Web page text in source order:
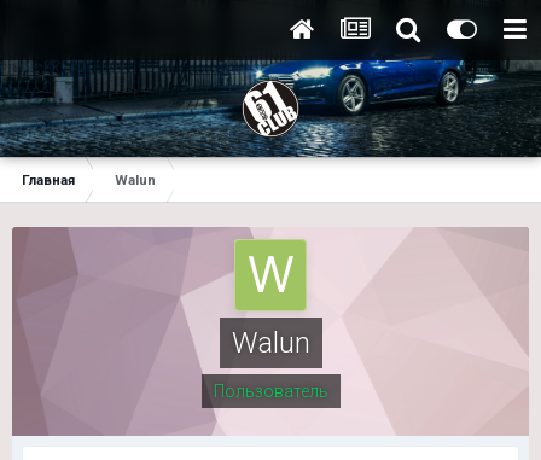
Главная Walun
Walun
Пользователь